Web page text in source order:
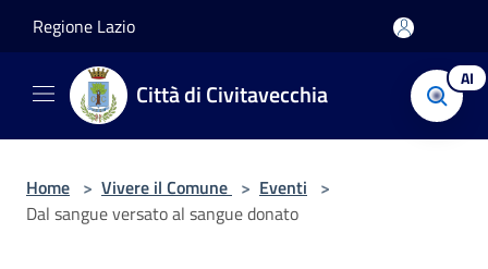
Regione Lazio
Città di Civitavecchia AI
Home > Vivere il Comune > Eventi >
Dal sangue versato al sangue donato